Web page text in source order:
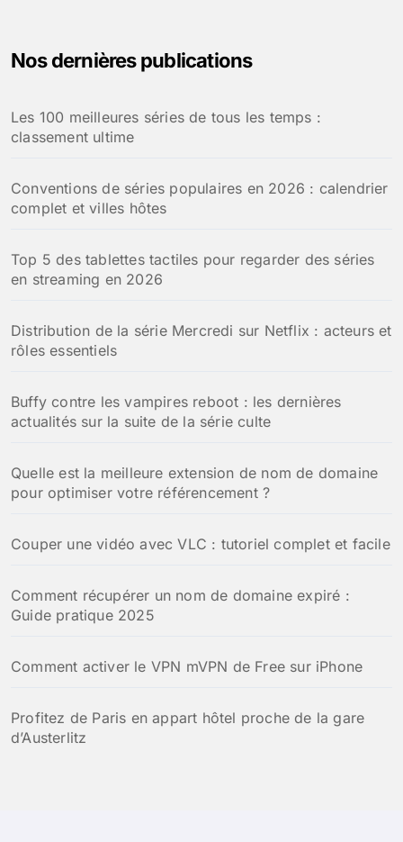
Nos dernières publications
Les 100 meilleures séries de tous les temps :
classement ultime
Conventions de séries populaires en 2026 : calendrier
complet et villes hôtes
Top 5 des tablettes tactiles pour regarder des séries
en streaming en 2026
Distribution de la série Mercredi sur Netflix : acteurs et
rôles essentiels
Buffy contre les vampires reboot : les dernières
actualités sur la suite de la série culte
Quelle est la meilleure extension de nom de domaine
pour optimiser votre référencement ?
Couper une vidéo avec VLC : tutoriel complet et facile
Comment récupérer un nom de domaine expiré :
Guide pratique 2025
Comment activer le VPN mVPN de Free sur iPhone
Profitez de Paris en appart hôtel proche de la gare
d’Austerlitz